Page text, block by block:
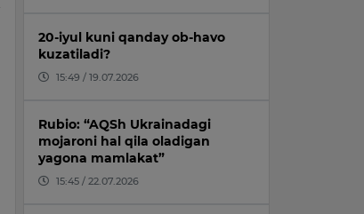
20-iyul kuni qanday ob-havo
kuzatiladi?
15:49 / 19.07.2026
Rubio: “AQSh Ukrainadagi
mojaroni hal qila oladigan
yagona mamlakat”
15:45 / 22.07.2026